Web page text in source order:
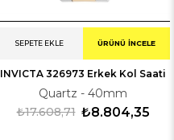
INVICTA 326973 Erkek Kol Saati
Quartz - 40mm
₺8.804,35
₺17.608,71
SEPETE EKLE ÜRÜNÜ İNCELE